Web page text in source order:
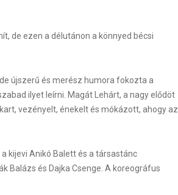
de ezen a délutánon a könnyed bécsi
újszerű és merész humora fokozta a
ilyet leírni. Magát Lehárt, a nagy elődöt
vezényelt, énekelt és mókázott, ahogy az
kijevi Anikó Balett és a társastánc
Balázs és Dajka Csenge. A koreográfus